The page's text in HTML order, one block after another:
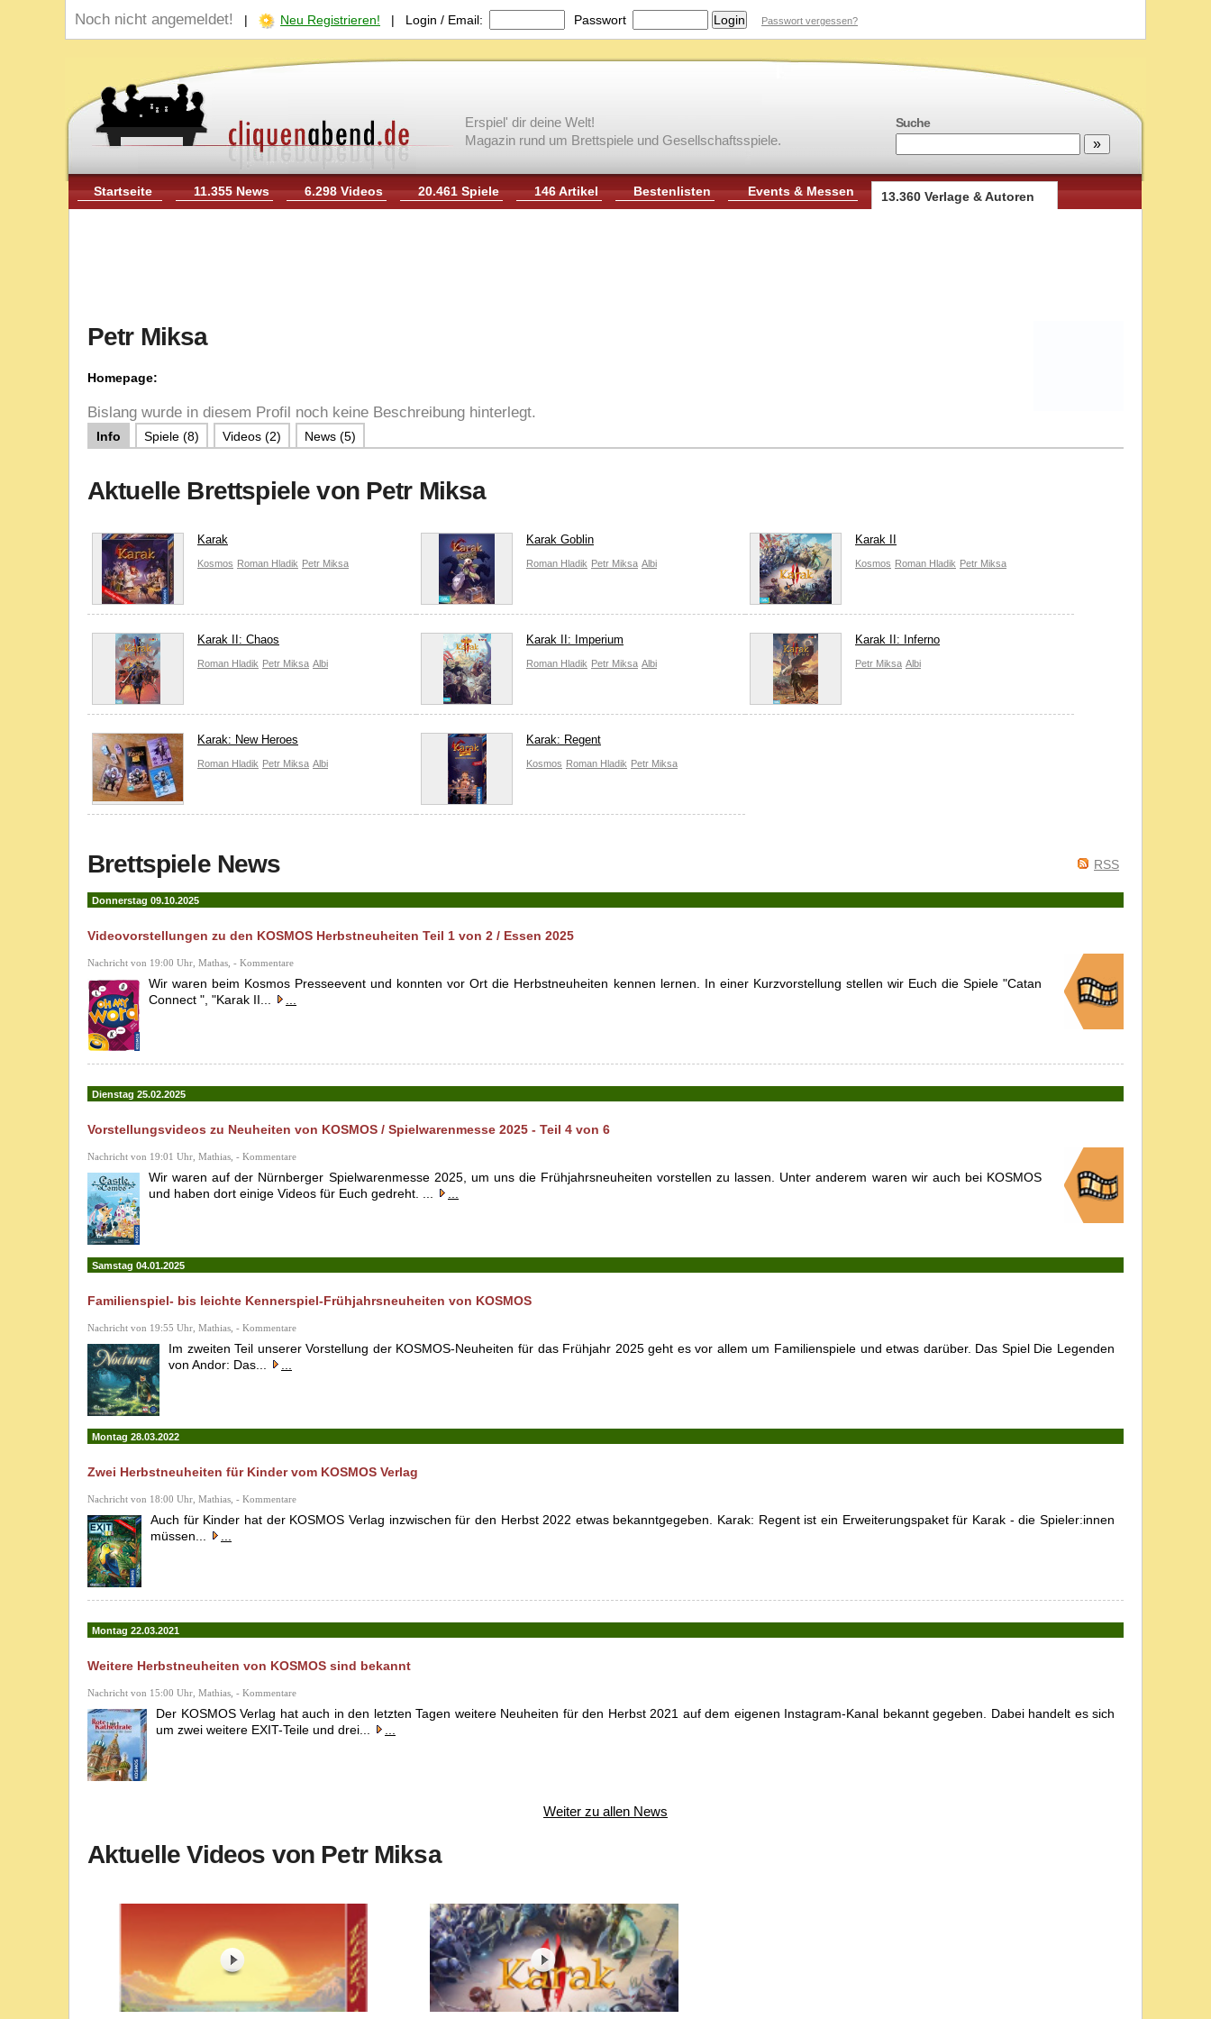
Noch nicht angemeldet! | Neu Registrieren! | Login / Email: Passwort Passwort vergessen?
Suche
Erspiel' dir deine Welt!
Magazin rund um Brettspiele und Gesellschaftsspiele.
Startseite 11.355 News 6.298 Videos 20.461 Spiele 146 Artikel Bestenlisten Events & Messen 13.360 Verlage & Autoren
Petr Miksa
Homepage:
Bislang wurde in diesem Profil noch keine Beschreibung hinterlegt.
Info Spiele (8) Videos (2) News (5)
Aktuelle Brettspiele von Petr Miksa
Karak
Kosmos Roman Hladik Petr Miksa
Karak Goblin
Roman Hladik Petr Miksa Albi
Karak II
Kosmos Roman Hladik Petr Miksa
Karak II: Chaos
Roman Hladik Petr Miksa Albi
Karak II: Imperium
Roman Hladik Petr Miksa Albi
Karak II: Inferno
Petr Miksa Albi
Karak: New Heroes
Roman Hladik Petr Miksa Albi
Karak: Regent
Kosmos Roman Hladik Petr Miksa
RSS
Brettspiele News
Donnerstag 09.10.2025
Videovorstellungen zu den KOSMOS Herbstneuheiten Teil 1 von 2 / Essen 2025
Nachricht von 19:00 Uhr, Mathas, - Kommentare
Wir waren beim Kosmos Presseevent und konnten vor Ort die Herbstneuheiten kennen lernen. In einer Kurzvorstellung stellen wir Euch die Spiele "Catan
Connect ", "Karak II...
Dienstag 25.02.2025
Vorstellungsvideos zu Neuheiten von KOSMOS / Spielwarenmesse 2025 - Teil 4 von 6
Nachricht von 19:01 Uhr, Mathias, - Kommentare
Wir waren auf der Nürnberger Spielwarenmesse 2025, um uns die Frühjahrsneuheiten vorstellen zu lassen. Unter anderem waren wir auch bei KOSMOS
und haben dort einige Videos für Euch gedreht. ...
Samstag 04.01.2025
Familienspiel- bis leichte Kennerspiel-Frühjahrsneuheiten von KOSMOS
Nachricht von 19:55 Uhr, Mathias, - Kommentare
Im zweiten Teil unserer Vorstellung der KOSMOS-Neuheiten für das Frühjahr 2025 geht es vor allem um Familienspiele und etwas darüber. Das Spiel Die Legenden
von Andor: Das...
Montag 28.03.2022
Zwei Herbstneuheiten für Kinder vom KOSMOS Verlag
Nachricht von 18:00 Uhr, Mathias, - Kommentare
Auch für Kinder hat der KOSMOS Verlag inzwischen für den Herbst 2022 etwas bekanntgegeben. Karak: Regent ist ein Erweiterungspaket für Karak - die Spieler:innen
müssen...
Montag 22.03.2021
Weitere Herbstneuheiten von KOSMOS sind bekannt
Nachricht von 15:00 Uhr, Mathias, - Kommentare
Der KOSMOS Verlag hat auch in den letzten Tagen weitere Neuheiten für den Herbst 2021 auf dem eigenen Instagram-Kanal bekannt gegeben. Dabei handelt es sich
um zwei weitere EXIT-Teile und drei...
Weiter zu allen News
Aktuelle Videos von Petr Miksa